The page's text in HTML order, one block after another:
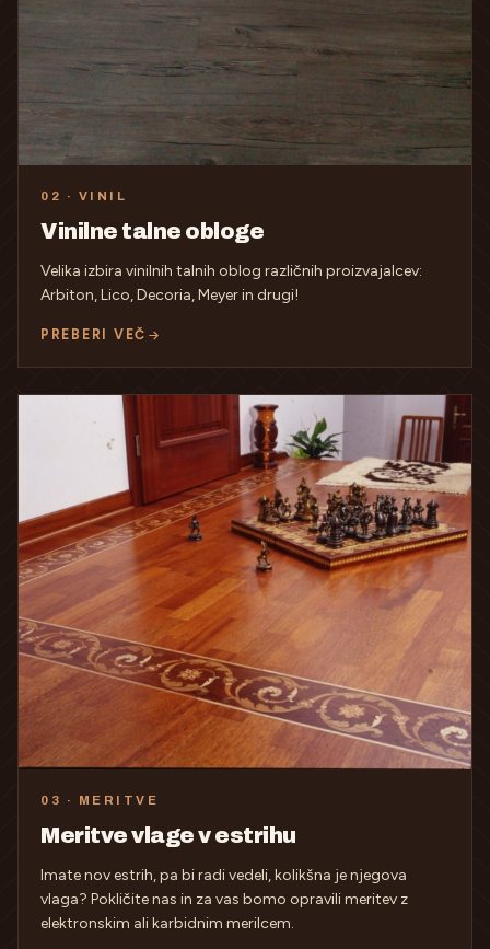
02 · VINIL
Vinilne talne obloge
Velika izbira vinilnih talnih oblog različnih proizvajalcev:
Arbiton, Lico, Decoria, Meyer in drugi!
PREBERI VEČ
03 · MERITVE
Meritve vlage v estrihu
Imate nov estrih, pa bi radi vedeli, kolikšna je njegova
vlaga? Pokličite nas in za vas bomo opravili meritev z
elektronskim ali karbidnim merilcem.